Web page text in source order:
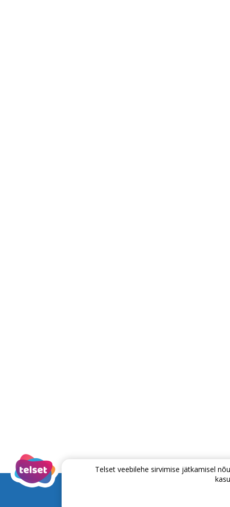
Telset veebilehe sirvimise jätkamisel